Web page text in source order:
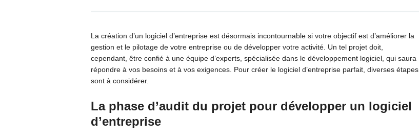
La création d’un logiciel d’entreprise est désormais incontournable si votre objectif est d’améliorer la
gestion et le pilotage de votre entreprise ou de développer votre activité. Un tel projet doit,
cependant, être confié à une équipe d’experts, spécialisée dans le développement logiciel, qui saura
répondre à vos besoins et à vos exigences. Pour créer le logiciel d’entreprise parfait, diverses étapes
sont à considérer.
La phase d’audit du projet pour développer un logiciel
d’entreprise